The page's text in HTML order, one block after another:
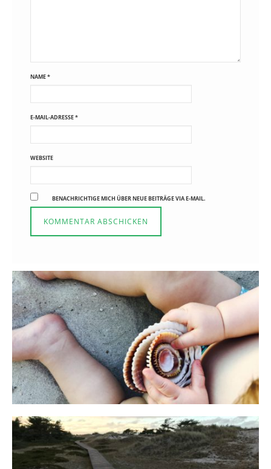
NAME*
E-MAIL-ADRESSE*
WEBSITE
BENACHRICHTIGE MICH ÜBER NEUE BEITRÄGE VIA E-MAIL.
Reisen in der Elternzeit
16. SEPTEMBER 2019